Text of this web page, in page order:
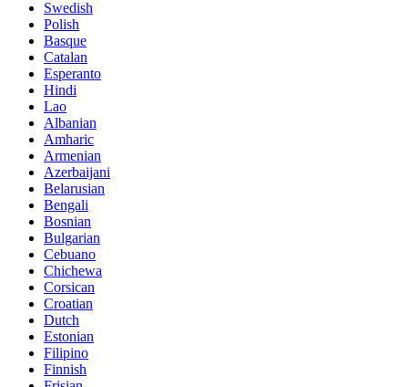
Swedish
Polish
Basque
Catalan
Esperanto
Hindi
Lao
Albanian
Amharic
Armenian
Azerbaijani
Belarusian
Bengali
Bosnian
Bulgarian
Cebuano
Chichewa
Corsican
Croatian
Dutch
Estonian
Filipino
Finnish